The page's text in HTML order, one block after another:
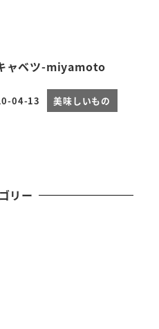
ャベツ-miyamoto
04-13 美味しいもの
リー